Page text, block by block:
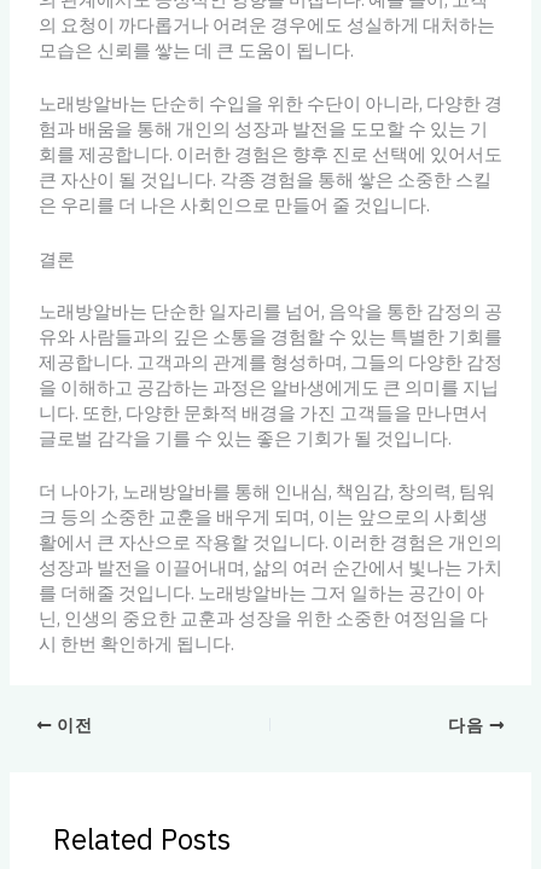
의 요청이 까다롭거나 어려운 경우에도 성실하게 대처하는
모습은 신뢰를 쌓는 데 큰 도움이 됩니다.
노래방알바는 단순히 수입을 위한 수단이 아니라, 다양한 경
험과 배움을 통해 개인의 성장과 발전을 도모할 수 있는 기
회를 제공합니다. 이러한 경험은 향후 진로 선택에 있어서도
큰 자산이 될 것입니다. 각종 경험을 통해 쌓은 소중한 스킬
은 우리를 더 나은 사회인으로 만들어 줄 것입니다.
결론
노래방알바는 단순한 일자리를 넘어, 음악을 통한 감정의 공
유와 사람들과의 깊은 소통을 경험할 수 있는 특별한 기회를
제공합니다. 고객과의 관계를 형성하며, 그들의 다양한 감정
을 이해하고 공감하는 과정은 알바생에게도 큰 의미를 지닙
니다. 또한, 다양한 문화적 배경을 가진 고객들을 만나면서
글로벌 감각을 기를 수 있는 좋은 기회가 될 것입니다.
더 나아가, 노래방알바를 통해 인내심, 책임감, 창의력, 팀워
크 등의 소중한 교훈을 배우게 되며, 이는 앞으로의 사회생
활에서 큰 자산으로 작용할 것입니다. 이러한 경험은 개인의
성장과 발전을 이끌어내며, 삶의 여러 순간에서 빛나는 가치
를 더해줄 것입니다. 노래방알바는 그저 일하는 공간이 아
닌, 인생의 중요한 교훈과 성장을 위한 소중한 여정임을 다
시 한번 확인하게 됩니다.
이전 다음
Related Posts